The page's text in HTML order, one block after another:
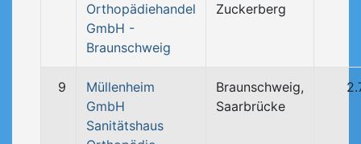
Orthopädiehandel
GmbH -
Braunschweig
Zuckerberg
9
Müllenheim
GmbH
Sanitätshaus
Braunschweig,
Saarbrücke